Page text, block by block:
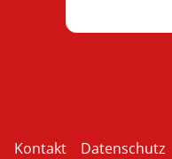
Kontakt Datenschutz